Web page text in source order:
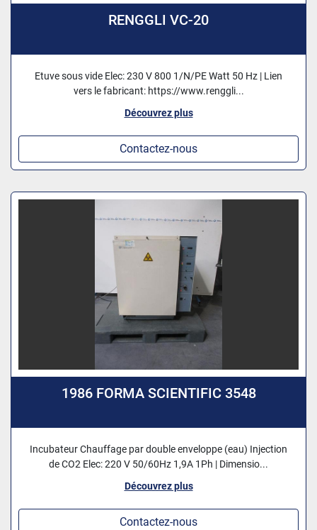
RENGGLI VC-20
Etuve sous vide Elec: 230 V 800 1/N/PE Watt 50 Hz | Lien
vers le fabricant: https://www.renggli...
Découvrez plus
Contactez-nous
1986 FORMA SCIENTIFIC 3548
Incubateur Chauffage par double enveloppe (eau) Injection
de CO2 Elec: 220 V 50/60Hz 1,9A 1Ph | Dimensio...
Découvrez plus
Contactez-nous